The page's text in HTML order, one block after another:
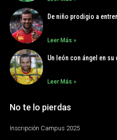
De niño prodigio a
Leer Más »
Un león con ángel en
Leer Más »
No te lo pierdas
Inscripción Campus 2025